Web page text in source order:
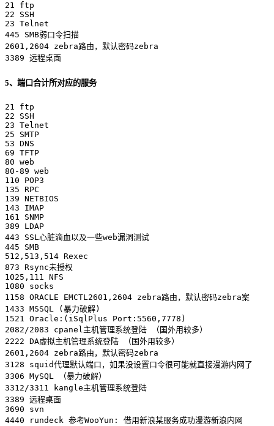
21 ftp
22 SSH
23 Telnet
445 SMB弱口令扫描
2601,2604 zebra路由，默认密码zebra
3389 远程桌面
5、端口合计所对应的服务
21 ftp
22 SSH
23 Telnet
25 SMTP
53 DNS
69 TFTP
80 web
80-89 web
110 POP3
135 RPC
139 NETBIOS
143 IMAP
161 SNMP
389 LDAP
443 SSL心脏滴血以及一些web漏洞测试
445 SMB
512,513,514 Rexec
873 Rsync未授权
1025,111 NFS
1080 socks
1158 ORACLE EMCTL2601,2604 zebra路由，默认密码zebra案
1433 MSSQL (暴力破解)
1521 Oracle:(iSqlPlus Port:5560,7778)
2082/2083 cpanel主机管理系统登陆 （国外用较多）
2222 DA虚拟主机管理系统登陆 （国外用较多）
2601,2604 zebra路由，默认密码zebra
3128 squid代理默认端口，如果没设置口令很可能就直接漫游内网了
3306 MySQL （暴力破解）
3312/3311 kangle主机管理系统登陆
3389 远程桌面
3690 svn
4440 rundeck 参考WooYun: 借用新浪某服务成功漫游新浪内网